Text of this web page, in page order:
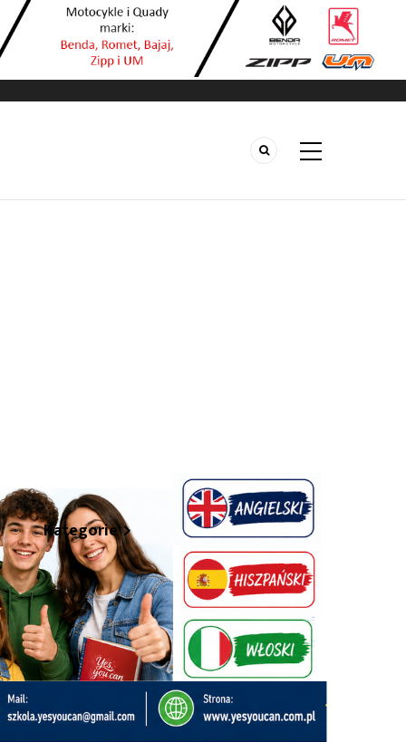
Kategorie
Z życia miasta
Sport
Kultura
Wiadomości z regionu